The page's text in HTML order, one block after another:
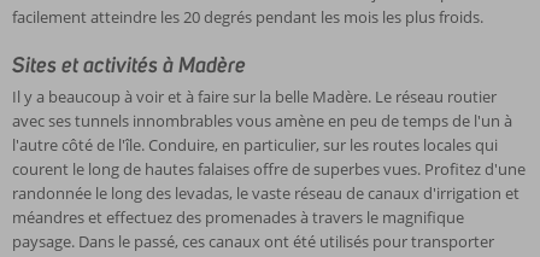
facilement atteindre les 20 degrés pendant les mois les plus froids.
Sites et activités à Madère
Il y a beaucoup à voir et à faire sur la belle Madère. Le réseau routier
avec ses tunnels innombrables vous amène en peu de temps de l'un à
l'autre côté de l'île. Conduire, en particulier, sur les routes locales qui
courent le long de hautes falaises offre de superbes vues. Profitez d'une
randonnée le long des levadas, le vaste réseau de canaux d'irrigation et
méandres et effectuez des promenades à travers le magnifique
paysage. Dans le passé, ces canaux ont été utilisés pour transporter